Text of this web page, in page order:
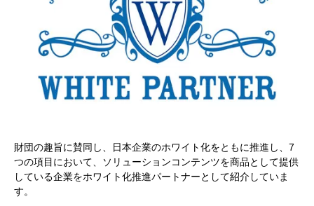
財団の趣旨に賛同し、日本企業のホワイト化をともに推進し、7
つの項目において、ソリューションコンテンツを商品として提供
している企業をホワイト化推進パートナーとして紹介していま
す。